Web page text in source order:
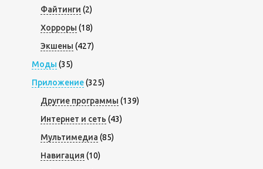
Файтинги (2)
Хорроры (18)
Экшены (427)
Моды (35)
Приложение(325)
Другие программы (139)
Интернет и сеть (43)
Мультимедиа (85)
Навигация (10)